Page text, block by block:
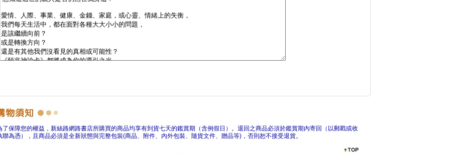
了保障您的權益，新絲路網路書店所購買的商品均享有到貨七天的鑑賞期（含例假日）。退回之商品必須於鑑賞期內寄回（以郵戳或收
聯為憑），且商品必須是全新狀態與完整包裝(商品、附件、內外包裝、隨貨文件、贈品等)，否則恕不接受退貨。